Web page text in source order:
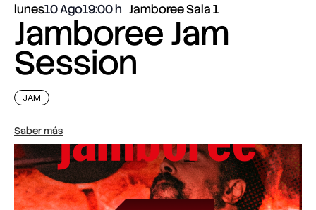
lunes10 Ago19:00 Jamboree Sala 1
Jamboree Jam
Session
JAM
Saber más